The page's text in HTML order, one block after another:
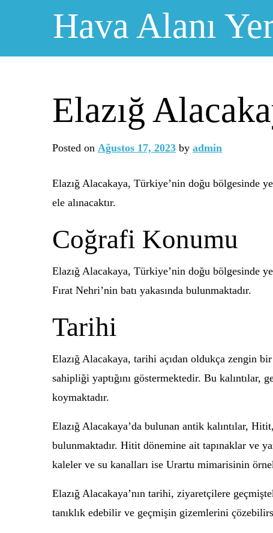
Hava Alanı
Elazığ
Posted on Ağustos 17, 2023 by admin
Elazığ Alacakaya, Türkiye’nin doğu bölgesinde
ele alınacaktır.
Coğrafi Konumu
Elazığ Alacakaya, Türkiye’nin doğu bölgesinde
Fırat Nehri’nin batı yakasında bulunmaktadır.
Tarihi
Elazığ Alacakaya, tarihi açıdan oldukça zengin
sahipliği yaptığını göstermektedir. Bu
koymaktadır.
Elazığ Alacakaya’da bulunan antik kalıntılar,
bulunmaktadır. Hitit dönemine ait tapınaklar ve
kaleler ve su kanalları ise Urartu mimarisinin
Elazığ Alacakaya’nın tarihi, ziyaretçilere
tanıklık edebilir ve geçmişin gizemlerini